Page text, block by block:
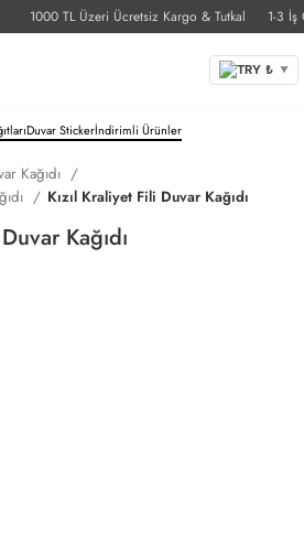
1000 TL Üzeri Ücretsiz Kargo & Tutkal 1-3 İş
TRY ₺ ▼
Duvar Stickerİndirimli Ürünler
Kağıdı
Kızıl Kraliyet Fili Duvar Kağıdı
Kağıdı